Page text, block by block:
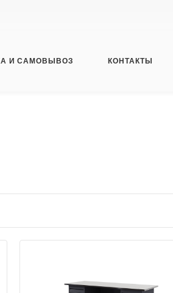
И САМОВЫВОЗ КОНТАКТЫ